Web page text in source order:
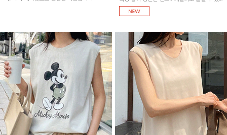
는 기본 컬러들로 준비했어요~